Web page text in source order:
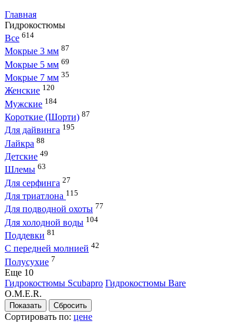
Главная
Гидрокостюмы
Все 614
Мокрые 3 мм 87
Мокрые 5 мм 69
Мокрые 7 мм 35
Женские 120
Мужские 184
Короткие (Шорти) 87
Для дайвинга 195
Лайкра 88
Детские 49
Шлемы 63
Для серфинга 27
Для триатлона 115
Для подводной охоты 77
Для холодной воды 104
Поддевки 81
С передней молнией 42
Полусухие 7
Eще 10
Гидрокостюмы Scubapro Гидрокостюмы Bare
O.M.E.R.
Сортировать по: цене